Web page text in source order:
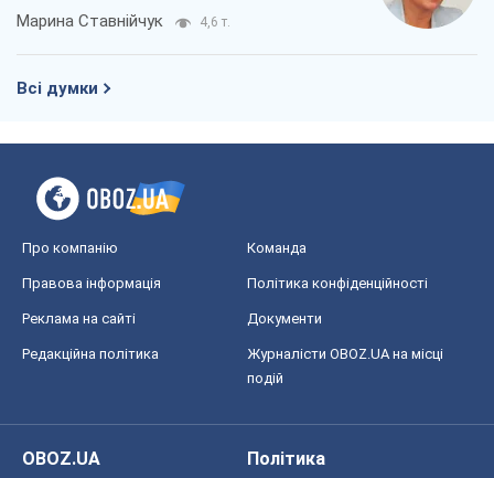
Марина Ставнійчук 4,6 т.
Всі думки
Про компанію Команда
Правова інформація Політика конфіденційності
Реклама на сайті Документи
Редакційна політика
Журналісти OBOZ.UA на місці
подій
OBOZ.UA
Політика